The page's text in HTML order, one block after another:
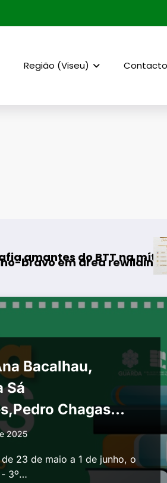
Região (Viseu)
rewilding
BTT na mítica Invernal
AF Viseu –
Bacalhau,
Sá
Chagas
Guedes de
3º Guarda-
2025
23 de maio a 1 de junho, o
- 3º…